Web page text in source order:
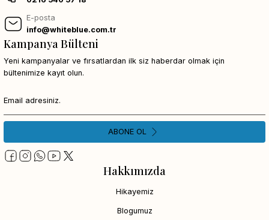
E-posta
info@whiteblue.com.tr
Hakkımızda
Hikayemiz
Blogumuz
Kampanya Bülteni
Yeni kampanyalar ve fırsatlardan ilk siz haberdar olmak için
bültenimize kayıt olun.
ABONE OL